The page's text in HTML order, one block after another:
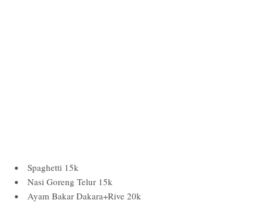
Spaghetti 15k
Nasi Goreng Telur 15k
Ayam Bakar Dakara+Rive 20k